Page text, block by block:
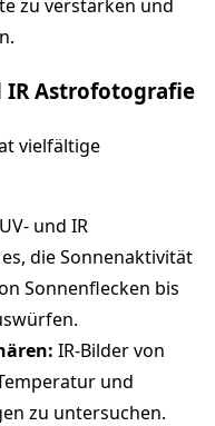
zu verstärken und
IR Astrofotografie
vielfältige
und IR
die Sonnenaktivität
Sonnenflecken bis
IR-Bilder von
und
zu untersuchen.